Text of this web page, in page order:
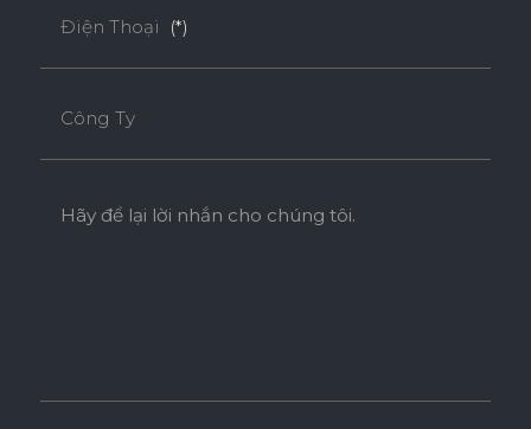
Điện Thoại (*)
Công Ty
Hãy để lại lời nhắn cho chúng tôi.